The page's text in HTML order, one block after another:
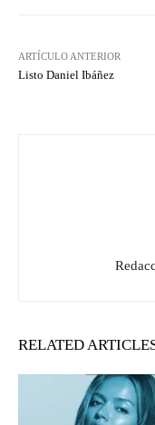
ARTÍCULO ANTERIOR
Listo Daniel Ibáñez
RELATED